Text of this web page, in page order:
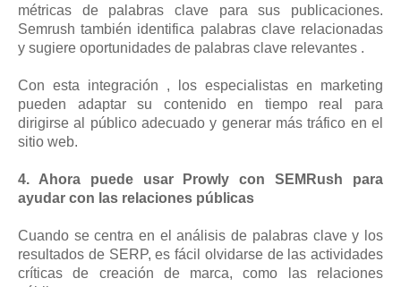
métricas de palabras clave para sus publicaciones.
Semrush también identifica palabras clave relacionadas
y sugiere oportunidades de palabras clave relevantes .
Con esta integración , los especialistas en marketing
pueden adaptar su contenido en tiempo real para
dirigirse al público adecuado y generar más tráfico en el
sitio web.
4. Ahora puede usar Prowly con SEMRush para
ayudar con las relaciones públicas
Cuando se centra en el análisis de palabras clave y los
resultados de SERP, es fácil olvidarse de las actividades
críticas de creación de marca, como las relaciones